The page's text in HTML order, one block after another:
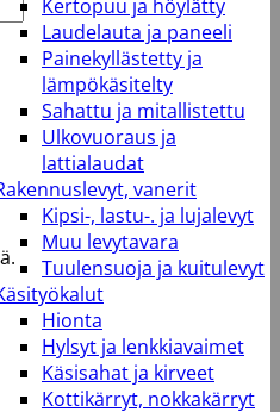
Kertopuu ja höylätty
Laudelauta ja paneeli
Painekyllästetty ja
lämpökäsitelty
Sahattu ja mitallistettu
Ulkovuoraus ja
lattialaudat
vanerit
Kipsi-, lastu-. ja lujalevyt
Muu levytavara
Tuulensuoja ja kuitulevyt
Hionta
Hylsyt ja lenkkiavaimet
Käsisahat ja kirveet
Kottikärryt, nokkakärryt